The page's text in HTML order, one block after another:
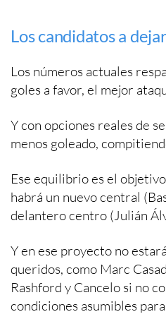
Los candidatos a
Los números actuales
goles a favor, el mejor
Y con opciones reales de
menos goleado,
Ese equilibrio es el
habrá un nuevo central
delantero centro (Julián
Y en ese proyecto no
queridos, como Marc
Rashford y Cancelo si no
condiciones asumibles